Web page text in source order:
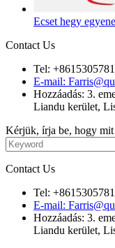
Ecset hegy
Contact Us
Tel:
E-mail:
Hozzáadás: 3.
Liandu kerület,
Kérjük, írja be, hogy mit
Contact Us
Tel:
E-mail:
Hozzáadás: 3.
Liandu kerület,